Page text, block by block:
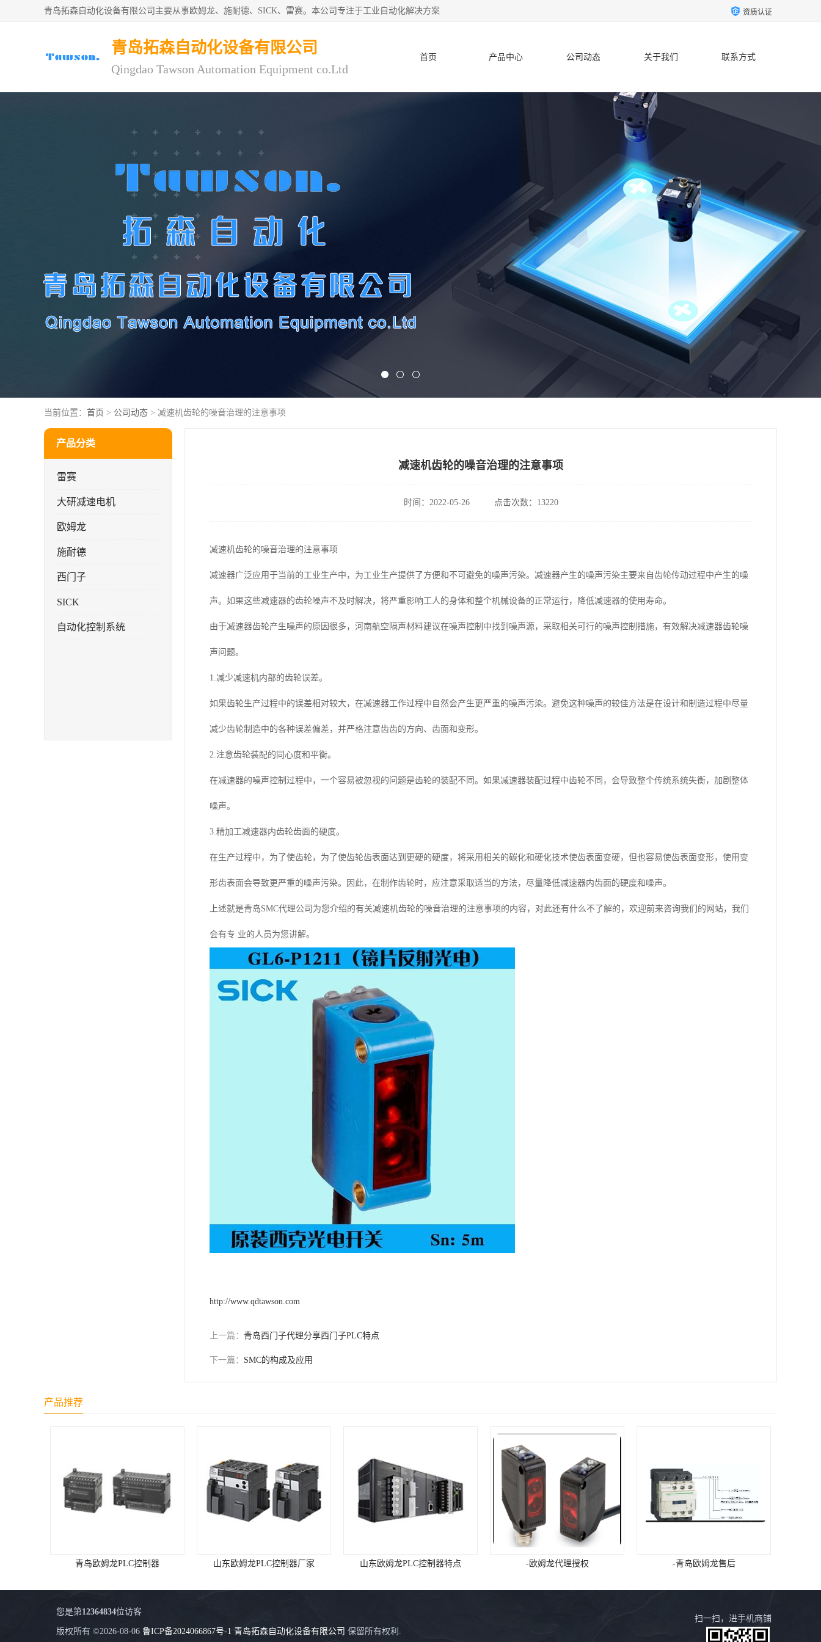
青岛拓森自动化设备有限公司主要从事欧姆龙、施耐德、SICK、雷赛。本公司专注于工业自动化解决方案 资质认证
青岛拓森自动化设备有限公司
Qingdao Tawson Automation Equipment co.Ltd
首页 产品中心 公司动态 关于我们 联系方式
当前位置： 首页 > 公司动态 > 减速机齿轮的噪音治理的注意事项
产品分类
雷赛
大研减速电机
欧姆龙
施耐德
西门子
SICK
自动化控制系统
减速机齿轮的噪音治理的注意事项
时间：2022-05-26 点击次数：13220
减速机齿轮的噪音治理的注意事项
减速器广泛应用于当前的工业生产中，为工业生产提供了方便和不可避免的噪声污染。减速器产生的噪声污染主要来自齿轮传动过程中产生的噪
声。如果这些减速器的齿轮噪声不及时解决，将严重影响工人的身体和整个机械设备的正常运行，降低减速器的使用寿命。
由于减速器齿轮产生噪声的原因很多，河南航空隔声材料建议在噪声控制中找到噪声源，采取相关可行的噪声控制措施，有效解决减速器齿轮噪
声问题。
1.减少减速机内部的齿轮误差。
如果齿轮生产过程中的误差相对较大，在减速器工作过程中自然会产生更严重的噪声污染。避免这种噪声的较佳方法是在设计和制造过程中尽量
减少齿轮制造中的各种误差偏差，并严格注意齿齿的方向、齿面和变形。
2.注意齿轮装配的同心度和平衡。
在减速器的噪声控制过程中，一个容易被忽视的问题是齿轮的装配不同。如果减速器装配过程中齿轮不同，会导致整个传统系统失衡，加剧整体
噪声。
3.精加工减速器内齿轮齿面的硬度。
在生产过程中，为了使齿轮，为了使齿轮齿表面达到更硬的硬度，将采用相关的碳化和硬化技术使齿表面变硬，但也容易使齿表面变形，使用变
形齿表面会导致更严重的噪声污染。因此，在制作齿轮时，应注意采取适当的方法，尽量降低减速器内齿面的硬度和噪声。
上述就是青岛SMC代理公司为您介绍的有关减速机齿轮的噪音治理的注意事项的内容，对此还有什么不了解的，欢迎前来咨询我们的网站，我们
会有专 业的人员为您讲解。
http://www.qdtawson.com
上一篇： 青岛西门子代理分享西门子PLC特点
下一篇： SMC的构成及应用
产品推荐
青岛欧姆龙PLC控制器 山东欧姆龙PLC控制器厂家 山东欧姆龙PLC控制器特点 -欧姆龙代理授权 -青岛欧姆龙售后
您是第12364834位访客
版权所有 ©2026-08-06 鲁ICP备2024066867号-1 青岛拓森自动化设备有限公司 保留所有权利.
扫一扫，进手机商铺